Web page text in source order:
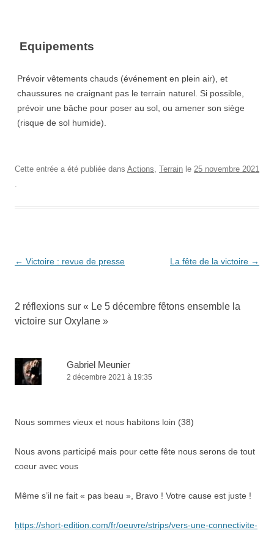
Equipements
Prévoir vêtements chauds (événement en plein air), et
chaussures ne craignant pas le terrain naturel. Si possible,
prévoir une bâche pour poser au sol, ou amener son siège
(risque de sol humide).
Cette entrée a été publiée dans Actions, Terrain le 25 novembre 2021
.
Navigation
← Victoire : revue de presse La fête de la victoire →
2 réflexions sur « Le 5 décembre fêtons ensemble la
victoire sur Oxylane »
Gabriel Meunier
2 décembre 2021 à 19:35
Nous sommes vieux et nous habitons loin (38)
Nous avons participé mais pour cette fête nous serons de tout
coeur avec vous
Même s’il ne fait « pas beau », Bravo ! Votre cause est juste !
https://short-edition.com/fr/oeuvre/strips/vers-une-connectivite-